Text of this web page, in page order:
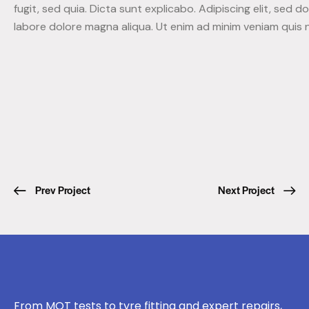
fugit, sed quia. Dicta sunt explicabo. Adipiscing elit, sed
labore dolore magna aliqua. Ut enim ad minim veniam quis
Prev Project Next Project
From MOT tests to tyre fitting and expert repairs,